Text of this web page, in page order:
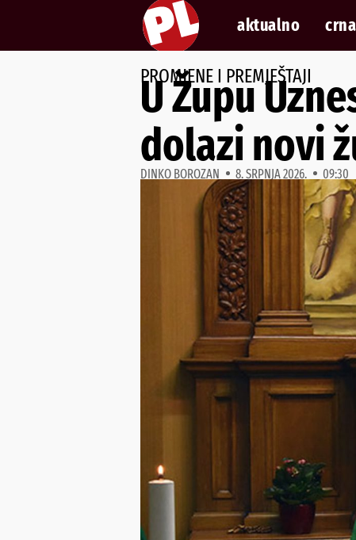
aktualno
PROMJENE I PREMJEŠTAJI
U Župu
dolazi novi
DINKO BOROZAN 8. SRPNJA 2026. 09:30